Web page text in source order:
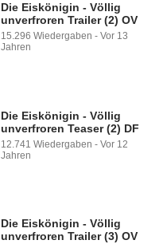
Die Eiskönigin - Völlig
unverfroren Trailer (2) OV
15.296 Wiedergaben - Vor 13
Jahren
Die Eiskönigin - Völlig
unverfroren Teaser (2) DF
12.741 Wiedergaben - Vor 12
Jahren
Die Eiskönigin - Völlig
unverfroren Trailer (3) OV